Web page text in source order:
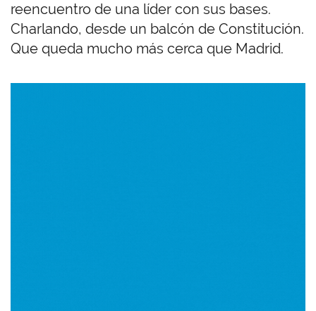
reencuentro de una líder con sus bases.
Charlando, desde un balcón de Constitución.
Que queda mucho más cerca que Madrid.